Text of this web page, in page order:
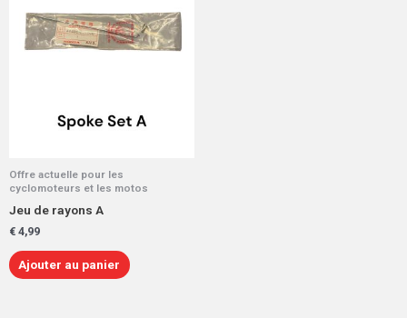
Offre actuelle pour les
cyclomoteurs et les motos
Jeu de rayons A
€ 4,99
Ajouter au panier